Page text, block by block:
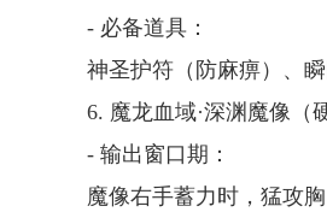
- 必备道具：
神圣护符（防麻痹）、
6. 魔龙血域·深渊魔像（
- 输出窗口期：
魔像右手蓄力时，猛攻